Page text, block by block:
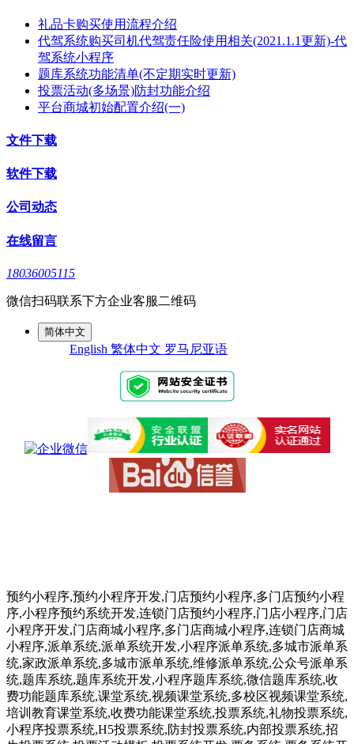
礼品卡购买使用流程介绍
代驾系统购买司机代驾责任险使用相关(2021.1.1更新)-代
驾系统小程序
题库系统功能清单(不定期实时更新)
投票活动(多场景)防封功能介绍
平台商城初始配置介绍(一)
文件下载
软件下载
公司动态
在线留言
18036005115
微信扫码联系下方企业客服二维码
简体中文
English 繁体中文 罗马尼亚语
预约小程序,预约小程序开发,门店预约小程序,多门店预约小程
序,小程序预约系统开发,连锁门店预约小程序,门店小程序,门店
小程序开发,门店商城小程序,多门店商城小程序,连锁门店商城
小程序,派单系统,派单系统开发,小程序派单系统,多城市派单系
统,家政派单系统,多城市派单系统,维修派单系统,公众号派单系
统,题库系统,题库系统开发,小程序题库系统,微信题库系统,收
费功能题库系统,课堂系统,视频课堂系统,多校区视频课堂系统,
培训教育课堂系统,收费功能课堂系统,投票系统,礼物投票系统,
小程序投票系统,H5投票系统,防封投票系统,内部投票系统,招